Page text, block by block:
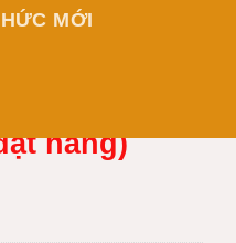
MỚI
hàng)